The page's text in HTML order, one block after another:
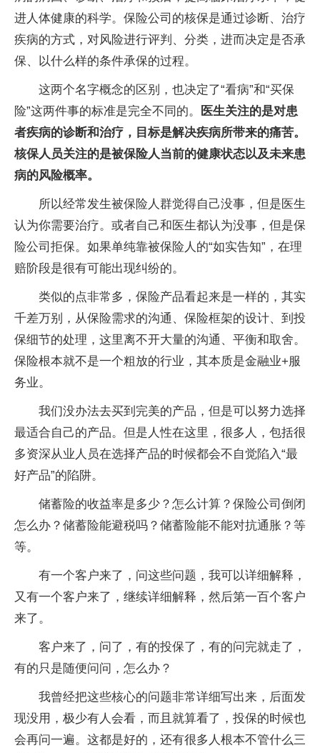
进人体健康的科学。保险公司的核保是通过诊断、治疗
疾病的方式，对风险进行评判、分类，进而决定是否承
保、以什么样的条件承保的过程。
这两个名字概念的区别，也决定了“看病”和“买保
险”这两件事的标准是完全不同的。
医生关注的是对患
者疾病的诊断和治疗，目标是解决疾病所带来的痛苦。
核保人员关注的是被保险人当前的健康状态以及未来患
病的风险概率。
所以经常发生被保险人群觉得自己没事，但是医生
认为你需要治疗。或者自己和医生都认为没事，但是保
险公司拒保。如果单纯靠被保险人的“如实告知”，在理
赔阶段是很有可能出现纠纷的。
类似的点非常多，保险产品看起来是一样的，其实
千差万别，从保险需求的沟通、保险框架的设计、到投
保细节的处理，这里离不开大量的沟通、平衡和取舍。
保险根本就不是一个粗放的行业，其本质是金融业+服
务业。
我们没办法去买到完美的产品，但是可以努力选择
最适合自己的产品。但是人性在这里，很多人，包括很
多资深从业人员在选择产品的时候都会不自觉陷入“最
好产品”的陷阱。
储蓄险的收益率是多少？怎么计算？保险公司倒闭
怎么办？储蓄险能避税吗？储蓄险能不能对抗通胀？等
等。
有一个客户来了，问这些问题，我可以详细解释，
又有一个客户来了，继续详细解释，然后第一百个客户
来了。
客户来了，问了，有的投保了，有的问完就走了，
有的只是随便问问，怎么办？
我曾经把这些核心的问题非常详细写出来，后面发
现没用，极少有人会看，而且就算看了，投保的时候也
会再问一遍。这都是好的，还有很多人根本不管什么三